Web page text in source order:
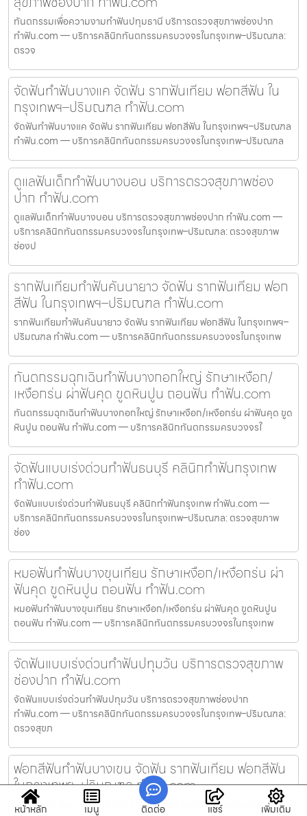
ทันตกรรมเพื่อความงามทำฟันปทุมธานี บริการตรวจสุขภาพช่องปาก
ทำฟัน.com — บริการคลินิกทันตกรรมครบวงจรในกรุงเทพ–ปริมณฑล:
ตรวจ
จัดฟันทำฟันบางแค จัดฟัน รากฟันเทียม ฟอกสีฟัน ใน
กรุงเทพฯ–ปริมณฑล ทำฟัน.com
จัดฟันทำฟันบางแค จัดฟัน รากฟันเทียม ฟอกสีฟัน ในกรุงเทพฯ–ปริมณฑล
ทำฟัน.com — บริการคลินิกทันตกรรมครบวงจรในกรุงเทพ–ปริมณฑล
ดูแลฟันเด็กทำฟันบางบอน บริการตรวจสุขภาพช่อง
ปาก ทำฟัน.com
ดูแลฟันเด็กทำฟันบางบอน บริการตรวจสุขภาพช่องปาก ทำฟัน.com —
บริการคลินิกทันตกรรมครบวงจรในกรุงเทพ–ปริมณฑล: ตรวจสุขภาพ
ช่องป
รากฟันเทียมทำฟันคันนายาว จัดฟัน รากฟันเทียม ฟอก
สีฟัน ในกรุงเทพฯ–ปริมณฑล ทำฟัน.com
รากฟันเทียมทำฟันคันนายาว จัดฟัน รากฟันเทียม ฟอกสีฟัน ในกรุงเทพฯ–
ปริมณฑล ทำฟัน.com — บริการคลินิกทันตกรรมครบวงจรในกรุงเทพ
ทันตกรรมฉุกเฉินทำฟันบางกอกใหญ่ รักษาเหงือก/
เหงือกร่น ผ่าฟันคุด ขูดหินปูน ถอนฟัน ทำฟัน.com
ทันตกรรมฉุกเฉินทำฟันบางกอกใหญ่ รักษาเหงือก/เหงือกร่น ผ่าฟันคุด ขูด
หินปูน ถอนฟัน ทำฟัน.com — บริการคลินิกทันตกรรมครบวงจรใ
จัดฟันแบบเร่งด่วนทำฟันธนบุรี คลินิกทำฟันกรุงเทพ
ทำฟัน.com
จัดฟันแบบเร่งด่วนทำฟันธนบุรี คลินิกทำฟันกรุงเทพ ทำฟัน.com —
บริการคลินิกทันตกรรมครบวงจรในกรุงเทพ–ปริมณฑล: ตรวจสุขภาพ
ช่อง
หมอฟันทำฟันบางขุนเทียน รักษาเหงือก/เหงือกร่น ผ่า
ฟันคุด ขูดหินปูน ถอนฟัน ทำฟัน.com
หมอฟันทำฟันบางขุนเทียน รักษาเหงือก/เหงือกร่น ผ่าฟันคุด ขูดหินปูน
ถอนฟัน ทำฟัน.com — บริการคลินิกทันตกรรมครบวงจรในกรุงเทพ
จัดฟันแบบเร่งด่วนทำฟันปทุมวัน บริการตรวจสุขภาพ
ช่องปาก ทำฟัน.com
จัดฟันแบบเร่งด่วนทำฟันปทุมวัน บริการตรวจสุขภาพช่องปาก
ทำฟัน.com — บริการคลินิกทันตกรรมครบวงจรในกรุงเทพ–ปริมณฑล:
ตรวจสุขภ
ฟอกสีฟันทำฟันบางเขน จัดฟัน รากฟันเทียม ฟอกสีฟัน
ในกรุงเทพฯ–ปริมณฑล ทำฟัน.com
ฟอกสีฟันทำฟันบางเขน จัดฟัน รากฟันเทียม ฟอกสีฟัน ในกรุงเทพฯ–
หน้าหลัก เมนู ติดต่อ แชร์ เพิ่มเติม